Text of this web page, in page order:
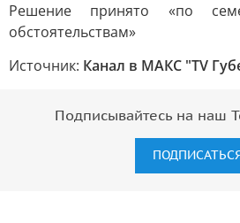
Решение принято «по
обстоятельствам»
Источник: Канал в МАКС "TV
Подписывайтесь на наш